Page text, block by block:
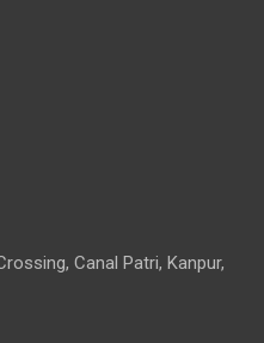
Canal Patri, Kanpur,